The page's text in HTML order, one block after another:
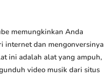
memungkinkan Anda
internet dan mengonversinya
ini adalah alat yang ampuh,
video musik dari situs